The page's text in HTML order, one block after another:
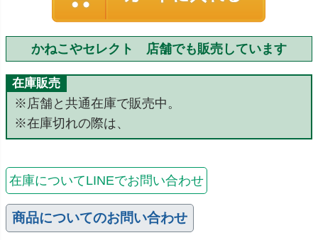
かねこやセレクト 店舗でも販売しています
在庫販売
※店舗と共通在庫で販売中。
※在庫切れの際は、
在庫についてLINEでお問い合わせ
商品についてのお問い合わせ